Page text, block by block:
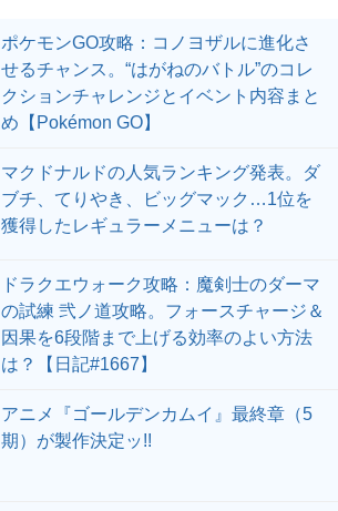
ポケモンGO攻略：コノヨザルに進化さ
せるチャンス。“はがねのバトル”のコレ
クションチャレンジとイベント内容まと
め【Pokémon GO】
マクドナルドの人気ランキング発表。ダ
ブチ、てりやき、ビッグマック…1位を
獲得したレギュラーメニューは？
ドラクエウォーク攻略：魔剣士のダーマ
の試練 弐ノ道攻略。フォースチャージ＆
因果を6段階まで上げる効率のよい方法
は？【日記#1667】
アニメ『ゴールデンカムイ』最終章（5
期）が製作決定ッ!!